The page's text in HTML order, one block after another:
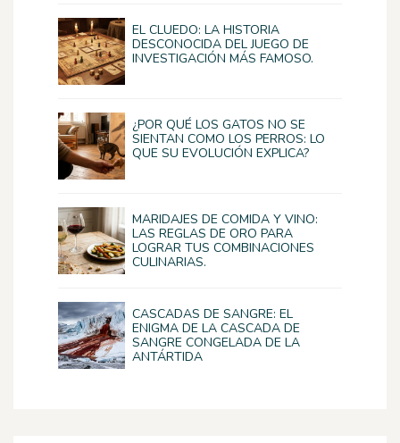
EL CLUEDO: LA HISTORIA
DESCONOCIDA DEL JUEGO DE
INVESTIGACIÓN MÁS FAMOSO.
¿POR QUÉ LOS GATOS NO SE
SIENTAN COMO LOS PERROS: LO
QUE SU EVOLUCIÓN EXPLICA?
MARIDAJES DE COMIDA Y VINO:
LAS REGLAS DE ORO PARA
LOGRAR TUS COMBINACIONES
CULINARIAS.
CASCADAS DE SANGRE: EL
ENIGMA DE LA CASCADA DE
SANGRE CONGELADA DE LA
ANTÁRTIDA